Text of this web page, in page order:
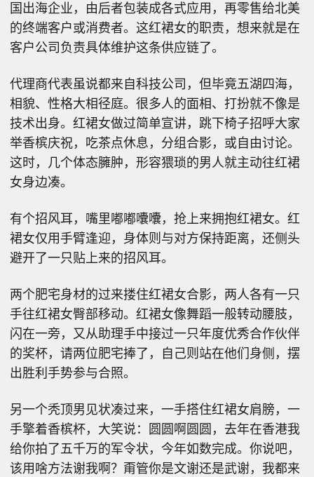
国出海企业，由后者包装成各式应用，再零售给北美
的终端客户或消费者。这红裙女的职责，想来就是在
客户公司负责具体维护这条供应链了。
代理商代表虽说都来自科技公司，但毕竟五湖四海，
相貌、性格大相径庭。很多人的面相、打扮就不像是
技术出身。红裙女做过简单宣讲，跳下椅子招呼大家
举香槟庆祝，吃茶点休息，分组合影，或自由讨论。
这时，几个体态臃肿，形容猥琐的男人就主动往红裙
女身边凑。
有个招风耳，嘴里嘟嘟囔囔，抢上来拥抱红裙女。红
裙女仅用手臂逢迎，身体则与对方保持距离，还侧头
避开了一只贴上来的招风耳。
两个肥宅身材的过来搂住红裙女合影，两人各有一只
手往红裙女臀部移动。红裙女像舞蹈一般转动腰肢，
闪在一旁，又从助理手中接过一只年度优秀合作伙伴
的奖杯，请两位肥宅捧了，自己则站在他们身侧，摆
出胜利手势参与合照。
另一个秃顶男见状凑过来，一手搭住红裙女肩膀，一
手擎着香槟杯，大笑说：圆圆啊圆圆，去年在香港我
给你拍了五千万的军令状，今年如数完成。你说吧，
该用啥方法谢我啊？甭管你是文谢还是武谢，我都来